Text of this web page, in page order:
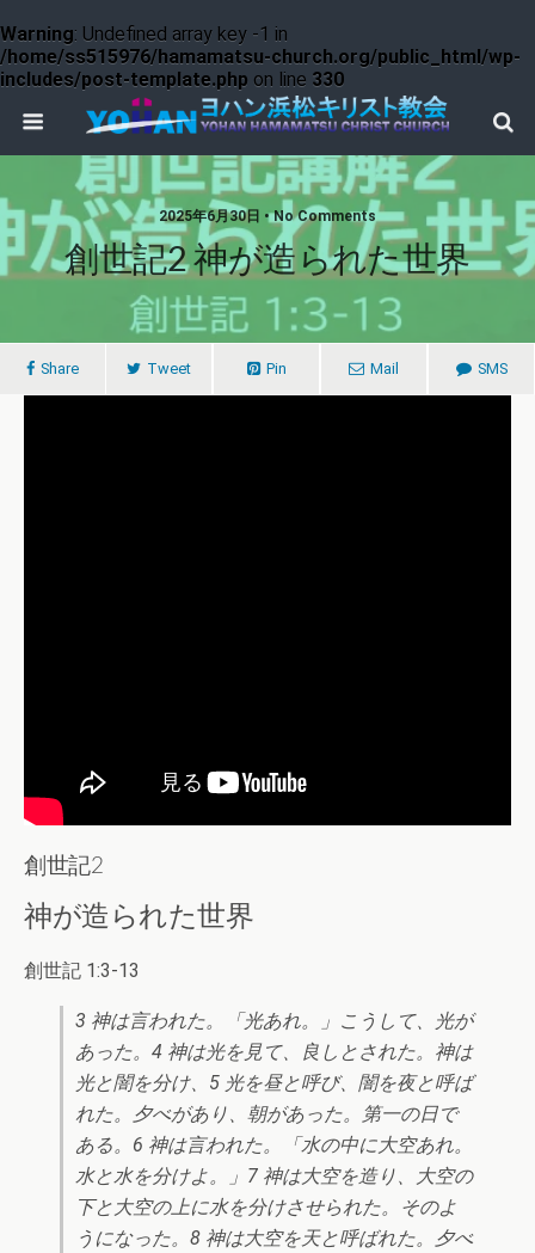
Warning: Undefined array key -1 in
/home/ss515976/hamamatsu-church.org/public_html/wp-
includes/post-template.php on line 330
2025年6月30日 • No Comments
創世記2 神が造られた世界
Share Tweet Pin Mail SMS
創世記2
神が造られた世界
創世記 1:3-13
3 神は言われた。「光あれ。」こうして、光が
あった。4 神は光を見て、良しとされた。神は
光と闇を分け、5 光を昼と呼び、闇を夜と呼ば
れた。夕べがあり、朝があった。第一の日で
ある。6 神は言われた。「水の中に大空あれ。
水と水を分けよ。」7 神は大空を造り、大空の
下と大空の上に水を分けさせられた。そのよ
うになった。8 神は大空を天と呼ばれた。夕べ